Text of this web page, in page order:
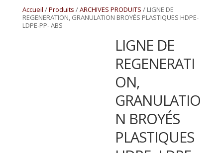
Accueil /Produits /ARCHIVES PRODUITS / LIGNE DE
REGENERATION, GRANULATION BROYÉS PLASTIQUES HDPE-
LDPE-PP- ABS
LIGNE DE
REGENERATI
ON,
GRANULATIO
N BROYÉS
PLASTIQUES